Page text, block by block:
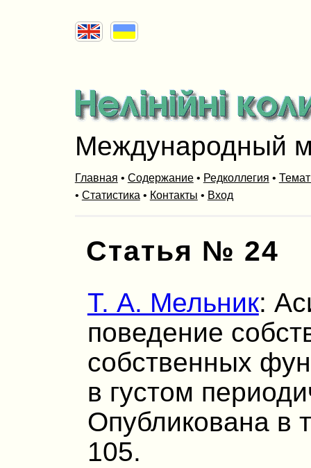
Международный
Главная • Содержание• Редколлегия •
• Статистика • Контакты • Вход
Статья № 24
Т. А. Мельник:
поведение
собственных
в густом
Опубликована в
105.